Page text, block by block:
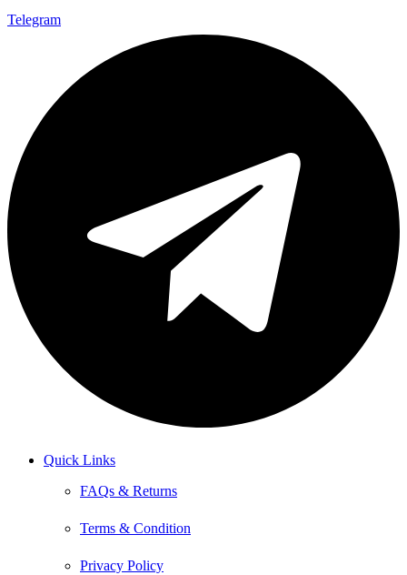
Telegram
Quick Links
FAQs & Returns
Terms & Condition
Privacy Policy